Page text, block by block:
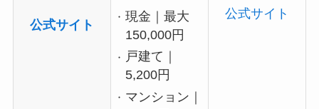
公式サイト
現金｜最大
150,000円
戸建て｜
5,200円
マンション｜
公式サイト